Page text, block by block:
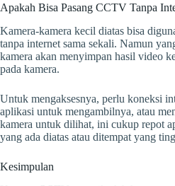
Apakah Bisa Pasang CCTV Tanpa
Kamera-kamera kecil diatas bisa
tanpa internet sama sekali. Namun
kamera akan menyimpan hasil video
pada kamera.
Untuk mengaksesnya, perlu koneksi
aplikasi untuk mengambilnya, atau
kamera untuk dilihat, ini cukup repot
yang ada diatas atau ditempat yang
Kesimpulan